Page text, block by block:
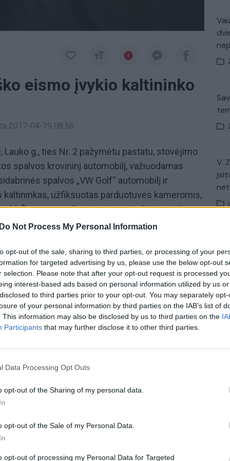
Do Not Process My Personal Information
opt-out of the sale, sharing to third parties, or processing of your
for targeted advertising by us, please use the below opt-out
selection. Please note that after your opt-out request is processed
interest-based ads based on personal information utilized by us
to third parties prior to your opt-out. You may separately
of your personal information by third parties on the IAB’s list of
This information may also be disclosed by us to third parties on the
Participants that may further disclose it to other third parties.
Data Processing Opt Outs
opt-out of the Sharing of my personal data.
opt-out of the Sale of my Personal Data.
opt-out of processing my Personal Data for Targeted
eismo įvykio kaltininko
2017-04-19 08:56
Lauko g., ties Nr. 2 pažymėtu pastatu, stovėjimo
spalvos krovininį automobilį, važiuodamas
spalvos „VW Golf“ automobilį ir
kaltininkas, užfiksuotas parduotuvės kameromis,
Žmones, mačiusius eismo įvykį ir turinčius
policijaprašo pranešti Alytaus apskr. VPK Kelių
Raimondui Virkučiui tel. +370 315 55651 arba
pasišalinimas iš eismo įvykio vietos Policija
į
Laidos Žinios
V.